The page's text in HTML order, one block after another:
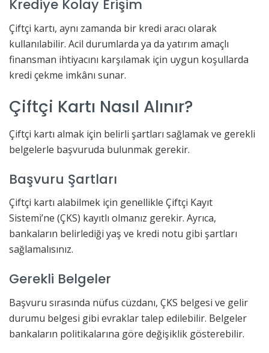
Krediye Kolay Erişim
Çiftçi kartı, aynı zamanda bir kredi aracı olarak
kullanılabilir. Acil durumlarda ya da yatırım amaçlı
finansman ihtiyacını karşılamak için uygun koşullarda
kredi çekme imkânı sunar.
Çiftçi Kartı Nasıl Alınır?
Çiftçi kartı almak için belirli şartları sağlamak ve gerekli
belgelerle başvuruda bulunmak gerekir.
Başvuru Şartları
Çiftçi kartı alabilmek için genellikle Çiftçi Kayıt
Sistemi’ne (ÇKS) kayıtlı olmanız gerekir. Ayrıca,
bankaların belirlediği yaş ve kredi notu gibi şartları
sağlamalısınız.
Gerekli Belgeler
Başvuru sırasında nüfus cüzdanı, ÇKS belgesi ve gelir
durumu belgesi gibi evraklar talep edilebilir. Belgeler
bankaların politikalarına göre değişiklik gösterebilir.